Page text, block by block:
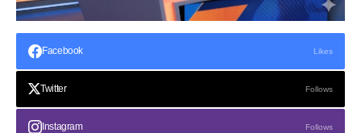
Facebook Likes
Twitter Follows
Instagram Follows